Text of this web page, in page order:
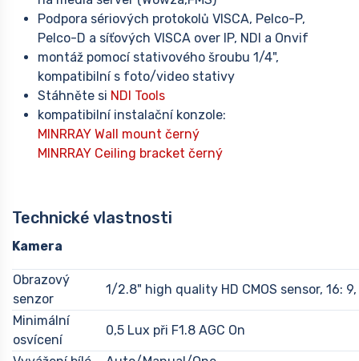
Podpora sériových protokolů VISCA, Pelco-P,
Pelco-D a síťových VISCA over IP, NDI a Onvif
montáž pomocí stativového šroubu 1/4",
kompatibilní s foto/video stativy
Stáhněte si NDI Tools
kompatibilní instalační konzole:
MINRRAY Wall mount černý
MINRRAY Ceiling bracket černý
Technické vlastnosti
Kamera
Obrazový
senzor
1/2.8" high quality HD CMOS sensor, 16:
Minimální
osvícení
0,5 Lux při F1.8 AGC On